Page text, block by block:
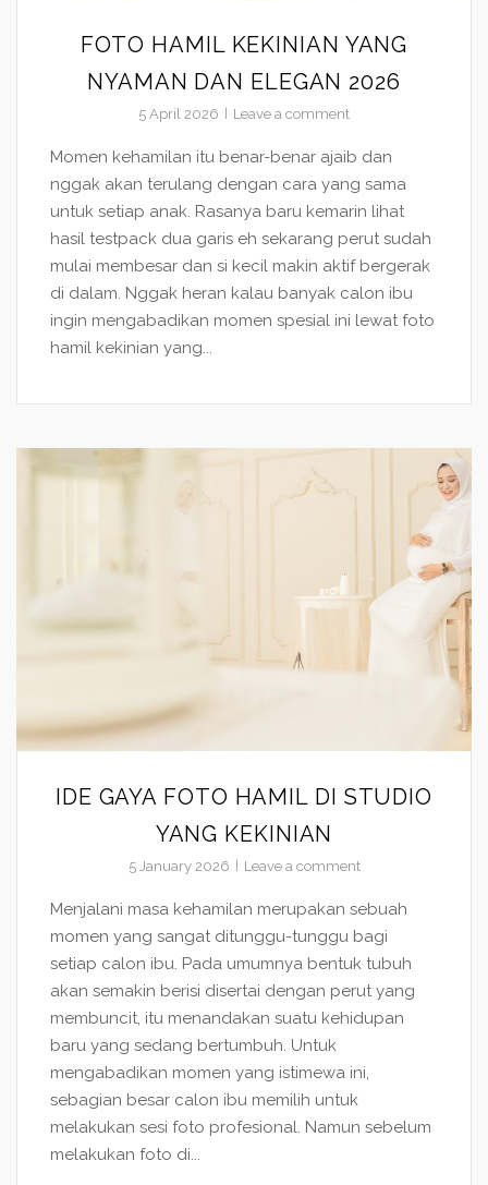
FOTO HAMIL KEKINIAN YANG
NYAMAN DAN ELEGAN 2026
5 April 2026 Leave a comment
Momen kehamilan itu benar-benar ajaib dan
nggak akan terulang dengan cara yang sama
untuk setiap anak. Rasanya baru kemarin lihat
hasil testpack dua garis eh sekarang perut sudah
mulai membesar dan si kecil makin aktif bergerak
di dalam. Nggak heran kalau banyak calon ibu
ingin mengabadikan momen spesial ini lewat foto
hamil kekinian yang...
IDE GAYA FOTO HAMIL DI STUDIO
YANG KEKINIAN
5 January 2026 Leave a comment
Menjalani masa kehamilan merupakan sebuah
momen yang sangat ditunggu-tunggu bagi
setiap calon ibu. Pada umumnya bentuk tubuh
akan semakin berisi disertai dengan perut yang
membuncit, itu menandakan suatu kehidupan
baru yang sedang bertumbuh. Untuk
mengabadikan momen yang istimewa ini,
sebagian besar calon ibu memilih untuk
melakukan sesi foto profesional. Namun sebelum
melakukan foto di...